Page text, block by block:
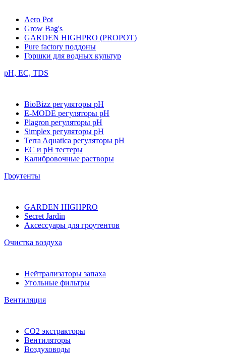
Aero Pot
Grow Bag's
GARDEN HIGHPRO (PROPOT)
Pure factory поддоны
Горшки для водных культур
pH, EC, TDS
BioBizz регуляторы pH
E-MODE регуляторы pH
Plagron регуляторы pH
Simplex регуляторы pH
Terra Aquatica регуляторы pH
EC и pH тестеры
Калибровочные растворы
Гроутенты
GARDEN HIGHPRO
Secret Jardin
Аксессуары для гроутентов
Очистка воздуха
Нейтрализаторы запаха
Угольные фильтры
Вентиляция
CO2 экстракторы
Вентиляторы
Воздуховоды